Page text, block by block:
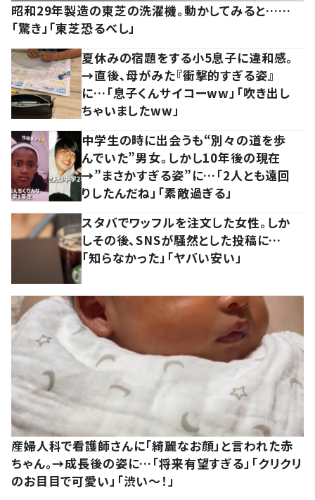
昭和29年製造の東芝の洗濯機。動かしてみると……
「驚き」「東芝恐るべし」
夏休みの宿題をする小5息子に違和感。
→直後、母がみた『衝撃的すぎる姿』
に…「息子くんサイコーww」「吹き出し
ちゃいましたww」
中学生の時に出会うも“別々の道を歩
んでいた”男女。しかし10年後の現在
→”まさかすぎる姿”に…「2人とも遠回
りしたんだね」「素敵過ぎる」
スタバでワッフルを注文した女性。しか
しその後、SNSが騒然とした投稿に…
「知らなかった」「ヤバい安い」
産婦人科で看護師さんに「綺麗なお顔」と言われた赤
ちゃん。→成長後の姿に…「将来有望すぎる」「クリクリ
のお目目で可愛い」「渋い～！」